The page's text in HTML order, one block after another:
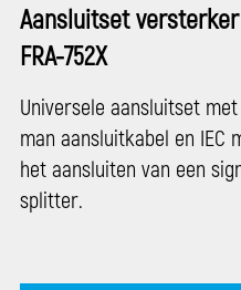
Aansluitset versterker
FRA-752X
Universele aansluitset
man aansluitkabel en IEC
het aansluiten van een
splitter.